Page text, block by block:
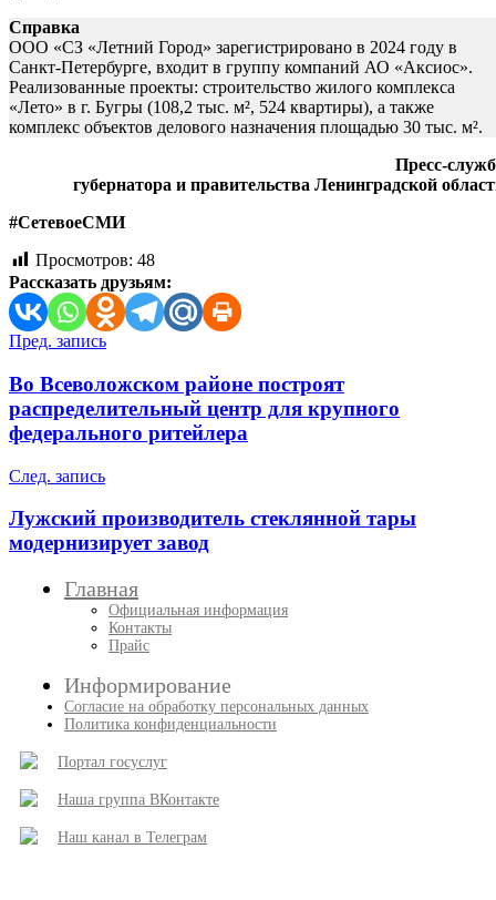
Справка
ООО «СЗ «Летний Город» зарегистрировано в 2024 году в
Санкт-Петербурге, входит в группу компаний АО «Аксиос».
Реализованные проекты: строительство жилого комплекса
«Лето» в г. Бугры (108,2 тыс. м², 524 квартиры), а также
комплекс объектов делового назначения площадью 30 тыс. м².
Пресс-
губернатора и правительства Ленинградской
#СетевоеСМИ
Просмотров: 48
Рассказать друзьям:
Навигация
по
записям
Пред. запись
Во Всеволожском районе построят
распределительный центр для крупного
федерального ритейлера
След. запись
Лужский производитель стеклянной тары
модернизирует завод
Главная
Официальная информация
Контакты
Прайс
Информирование
Согласие на обработку персональных данных
Политика конфиденциальности
Портал госуслуг
Наша группа ВКонтакте
Наш канал в Телеграм